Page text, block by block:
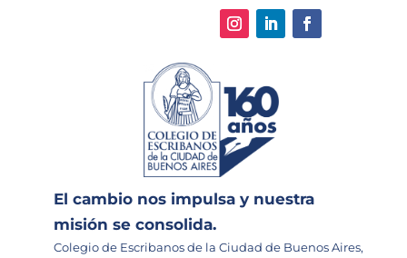
El cambio nos impulsa y nuestra
misión se consolida.
Colegio de Escribanos de la Ciudad de Buenos Aires,